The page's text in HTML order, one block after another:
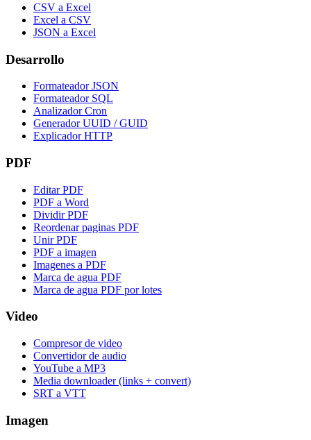
CSV a Excel
Excel a CSV
JSON a Excel
Desarrollo
Formateador JSON
Formateador SQL
Analizador Cron
Generador UUID / GUID
Explicador HTTP
PDF
Editar PDF
PDF a Word
Dividir PDF
Reordenar paginas PDF
Unir PDF
PDF a imagen
Imagenes a PDF
Marca de agua PDF
Marca de agua PDF por lotes
Video
Compresor de video
Convertidor de audio
YouTube a MP3
Media downloader (links + convert)
SRT a VTT
Imagen